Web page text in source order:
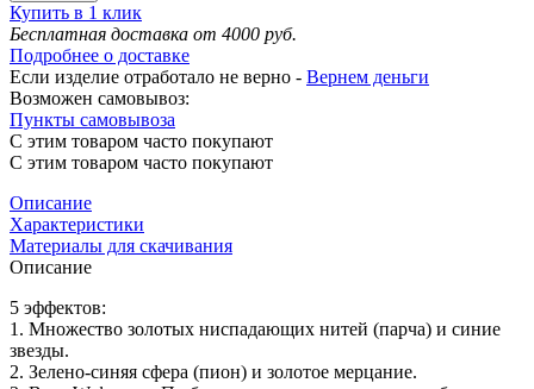
Купить в 1 клик
Бесплатная доставка от 4000 руб.
Подробнее о доставке
Если изделие отработало не верно - Вернем деньги
Возможен самовывоз:
Пункты самовывоза
С этим товаром часто покупают
С этим товаром часто покупают
Описание
Характеристики
Материалы для скачивания
Описание
5 эффектов:
1. Множество золотых ниспадающих нитей (парча) и синие
звезды.
2. Зелено-синяя сфера (пион) и золотое мерцание.